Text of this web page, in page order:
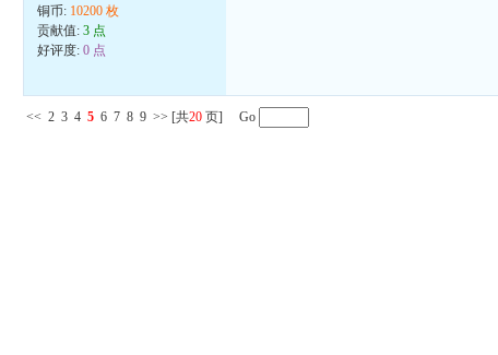
铜币: 10200 枚
贡献值:3 点
好评度:0 点
<< 2 3 4 5 6 7 8 9 >> [共20 页] Go